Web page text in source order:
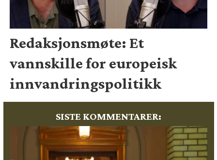
Redaksjonsmøte: Et
vannskille for europeisk
innvandringspolitikk
SISTE KOMMENTARER: